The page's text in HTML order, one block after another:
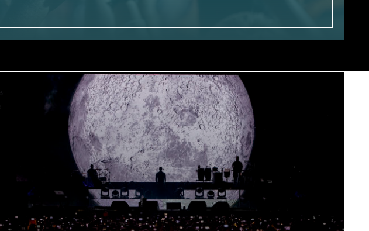
EL 23 Y 24 DE JUNIO, EN EXCLUSIVA EN ANTENA 3 INTERNACIONAL
Twitter Facebook